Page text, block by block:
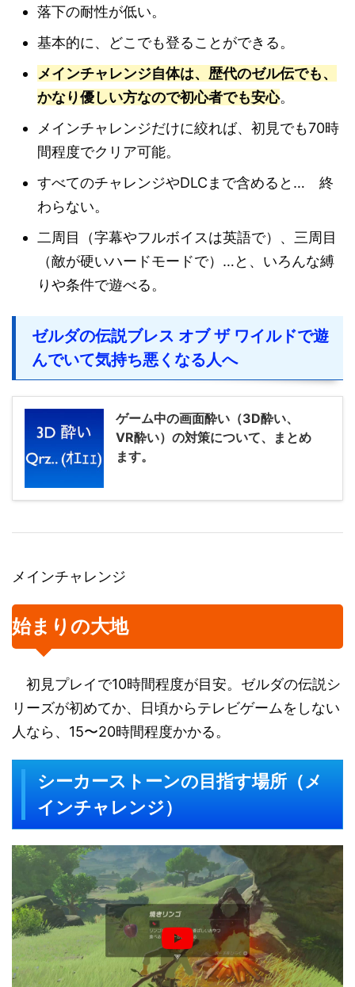
落下の耐性が低い。
基本的に、どこでも登ることができる。
メインチャレンジ自体は、歴代のゼル伝でも、
かなり優しい方なので初心者でも安心。
メインチャレンジだけに絞れば、初見でも70時
間程度でクリア可能。
すべてのチャレンジやDLCまで含めると… 終
わらない。
二周目（字幕やフルボイスは英語で）、三周目
（敵が硬いハードモードで）…と、いろんな縛
りや条件で遊べる。
ゼルダの伝説ブレス オブ ザ ワイルドで遊
んでいて気持ち悪くなる人へ
ゲーム中の画面酔い（3D酔い、
VR酔い）の対策について、まとめ
ます。
メインチャレンジ
始まりの大地
初見プレイで10時間程度が目安。ゼルダの伝説シ
リーズが初めてか、日頃からテレビゲームをしない
人なら、15〜20時間程度かかる。
シーカーストーンの目指す場所（メ
インチャレンジ）